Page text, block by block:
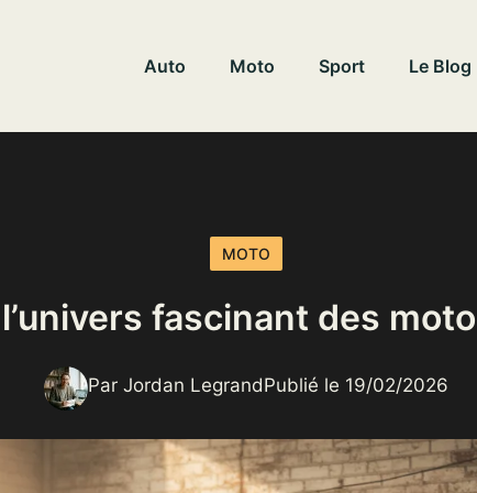
Auto Moto Sport Le Blog
MOTO
fascinant des
Par Jordan LegrandPublié le 19/02/2026